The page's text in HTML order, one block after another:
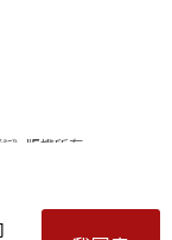
》版權所有
Reserved
位公告為準。